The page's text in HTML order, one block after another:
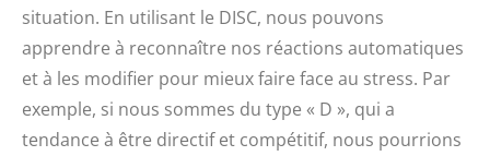
situation. En utilisant le DISC, nous pouvons
apprendre à reconnaître nos réactions automatiques
et à les modifier pour mieux faire face au stress. Par
exemple, si nous sommes du type « D », qui a
tendance à être directif et compétitif, nous pourrions